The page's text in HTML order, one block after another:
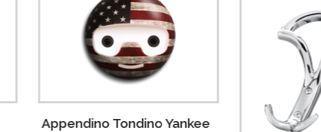
Appendino Tondino Yankee